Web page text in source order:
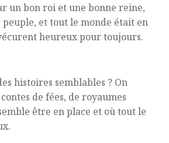
un bon roi et une bonne reine,
et tout le monde était en
heureux pour toujours.
histoires semblables ? On
de fées, de royaumes
être en place et où tout le